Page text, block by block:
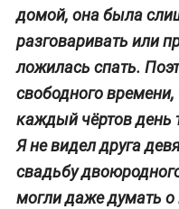
домой, она была
разговаривать или
ложилась спать.
свободного времени,
каждый чёртов день
Я не видел друга
свадьбу
могли даже думать о